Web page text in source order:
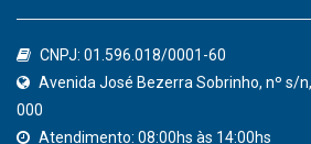
Confederação Nacional de Municípios
QEdu